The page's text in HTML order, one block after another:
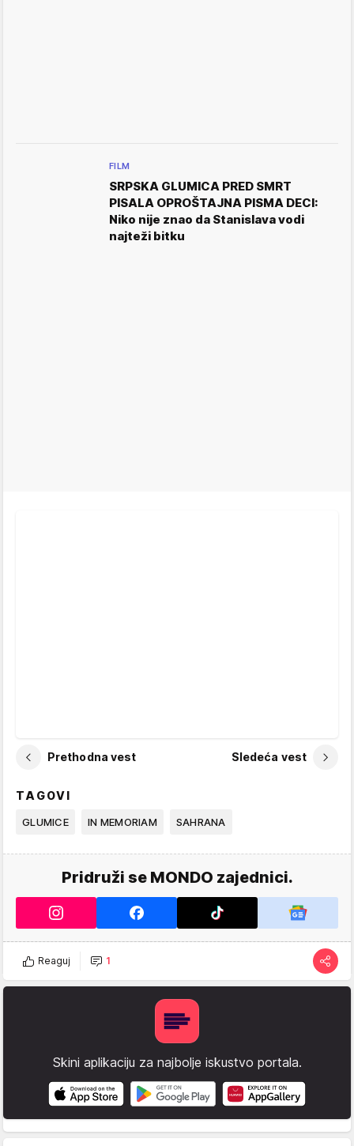
FILM
SRPSKA GLUMICA PRED SMRT
PISALA OPROŠTAJNA PISMA DECI:
Niko nije znao da Stanislava vodi
najteži bitku
Prethodna vest Sledeća vest
TAGOVI
GLUMICE IN MEMORIAM SAHRANA
Pridruži se MONDO zajednici.
Reaguj 1
Skini aplikaciju za najbolje iskustvo portala.